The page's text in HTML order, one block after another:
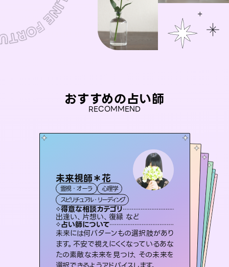
おすすめの占い師
RECOMMEND
未来視師＊花
霊視・オーラ
心理学
スピリチュアル・リーディング
得意な相談カテゴリ
出逢い、片想い、復縁 など
占い師について
未来には何パターンもの選択肢があり
ます。不安で視えにくくなっているあな
たの素敵な未来を見つけ、その未来を
おう 霊感オラクル
霊視・オーラ
オラクルカード
得意な相談カテゴリ
恋愛総合、あの人の気持ち など
占い師について
霊視×オラクルカードを使って「今」と
「未来」そして「気になるあの人の気持
ち」まで丁寧に読み解き、恋や人生のヒ
ントを優しく引き出します。
アイリス -iris-
西洋占星術 タロット
ルーン
得意な相談カテゴリ
恋愛総合、片想い、二人の未来 など
占い師について
復縁、恋愛、不倫の行方、同性愛や片
思い、仕事関係や借金問題まで知りた
いことや心の負担になっていることを
紐解き、背中をそっと押して導きます。
セラピスト理恵
霊視・オーラ
スピリチュアル・リーディング
得意な相談カテゴリ
片想い、二人の未来、年の差 など
占い師について
連絡再開、復縁、成就などの報告実績多数。セラピストとして2万超の施術経験があるからこそできる鑑定で、より良い未来をサポートします。
彗望
霊視・オーラ
スピリチュアル・リーディング
得意な相談カテゴリ
片想い、あの人の気持ち、復縁 など
占い師について
3,700年以上の歴史を持つ東洋最古の
占術「易占」で詳細まで占い、幸せへ向
かう道筋を示します。厳しい結果にも具
体的な対策をお伝えします。
ユーザーレビュー
桃源珠羽
霊視・オーラ タロット
スピリチュアル・リーディング
得意な相談カテゴリ
片想い、あの人の気持ち、復縁 など
占い師について
恋愛のお悩みの中でも特に「曖昧な関
係」の相談を得意としており、友達以上
恋人未満なお相手との今後や本音を丁